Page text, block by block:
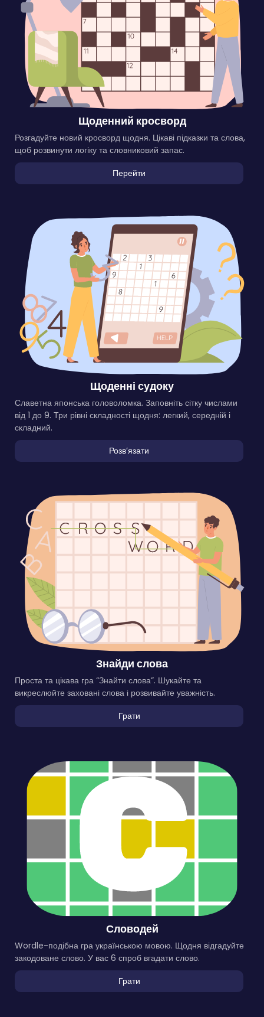
Щоденний кросворд
Розгадуйте новий кросворд щодня. Цікаві підказки та слова,
щоб розвинути логіку та словниковий запас.
Перейти
Щоденні судоку
Славетна японська головоломка. Заповніть сітку числами
від 1 до 9. Три рівні складності щодня: легкий, середній і
складний.
Розвʼязати
Знайди слова
Проста та цікава гра “Знайти слова”. Шукайте та
викреслюйте заховані слова і розвивайте уважність.
Грати
Словодей
Wordle-подібна гра українською мовою. Щодня відгадуйте
закодоване слово. У вас 6 спроб вгадати слово.
Грати